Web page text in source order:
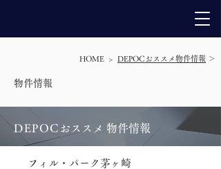
HOME > DEPOCおススメ物件情報 ＞
​物件情報
DEPOC おススメ 物件情報
フィル・パーク茅ヶ崎